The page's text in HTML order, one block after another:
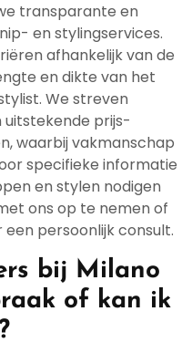
transparante en
en stylingservices.
afhankelijk van de
en dikte van het
We streven
prijs-
waarbij vakmanschap
specifieke informatie
en stylen nodigen
ons op te nemen of
persoonlijk consult.
bij Milano
of kan ik